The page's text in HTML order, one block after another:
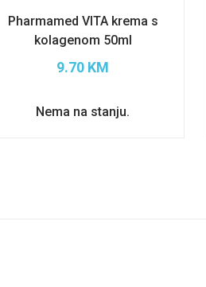
Pharmamed VITA krema s
kolagenom 50ml
9.70 KM
Nema na stanju.